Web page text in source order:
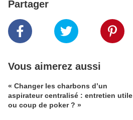
Partager
Vous aimerez aussi
« Changer les charbons d’un
aspirateur centralisé : entretien utile
ou coup de poker ? »